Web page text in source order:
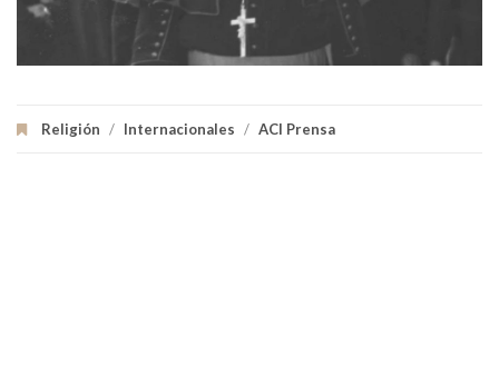
Religión / Internacionales / ACI Prensa